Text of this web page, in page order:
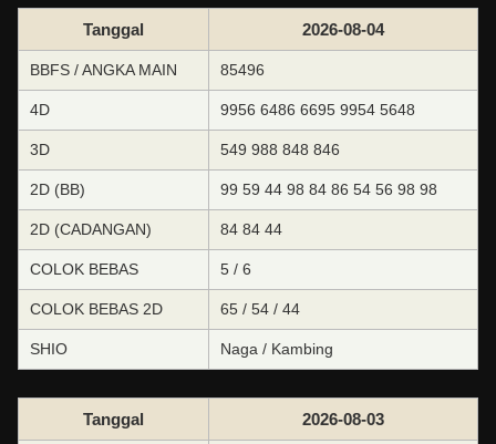
Tanggal 2026-08-04
BBFS / ANGKA MAIN 85496
4D 9956 6486 6695 9954 5648
3D 549 988 848 846
2D (BB) 99 59 44 98 84 86 54 56 98 98
2D (CADANGAN) 84 84 44
COLOK BEBAS 5 / 6
COLOK BEBAS 2D 65 / 54 / 44
SHIO Naga / Kambing
Tanggal 2026-08-03